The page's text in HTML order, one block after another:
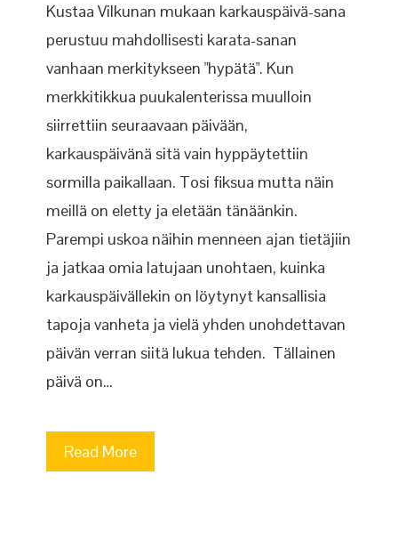
Kustaa Vilkunan mukaan karkauspäivä-sana
perustuu mahdollisesti karata-sanan
vanhaan merkitykseen "hypätä". Kun
merkkitikkua puukalenterissa muulloin
siirrettiin seuraavaan päivään,
karkauspäivänä sitä vain hyppäytettiin
sormilla paikallaan. Tosi fiksua mutta näin
meillä on eletty ja eletään tänäänkin.
Parempi uskoa näihin menneen ajan tietäjiin
ja jatkaa omia latujaan unohtaen, kuinka
karkauspäivällekin on löytynyt kansallisia
tapoja vanheta ja vielä yhden unohdettavan
päivän verran siitä lukua tehden. Tällainen
päivä on…
Read More